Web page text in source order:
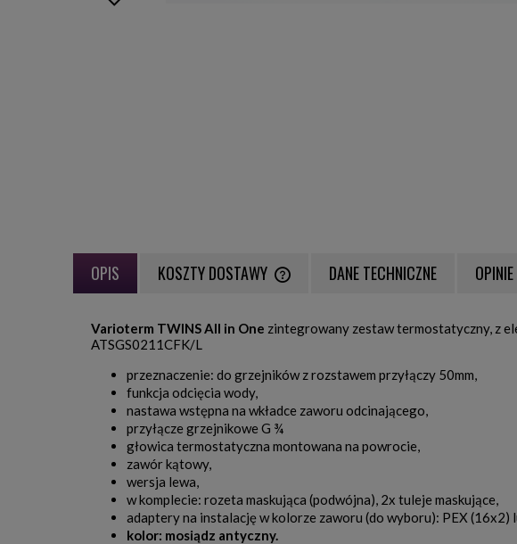
OPIS KOSZTY DOSTAWY
CENA NIE ZAWIERA EWENTUALNYCH KOSZTÓW
PŁATNOŚCI
DANE TECHNICZNE
Varioterm TWINS All in One zintegrowany zestaw termostatyczny, z
ATSGS0211CFK/L
przeznaczenie: do grzejników z rozstawem przyłączy 50mm,
funkcja odcięcia wody,
nastawa wstępna na wkładce zaworu odcinającego,
przyłącze grzejnikowe G ¾
głowica termostatyczna montowana na powrocie,
zawór kątowy,
wersja lewa,
w komplecie: rozeta maskująca (podwójna), 2x tuleje maskujące,
adaptery na instalację w kolorze zaworu (do wyboru): PEX (16x2)
kolor: mosiądz antyczny.